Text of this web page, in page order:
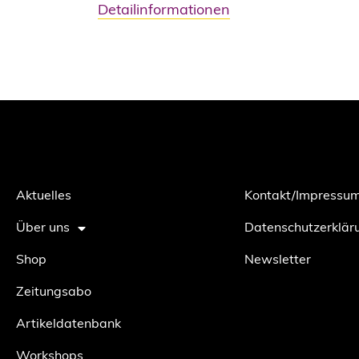
Detailinformationen
Aktuelles
Über uns
Shop
Zeitungsabo
Artikeldatenbank
Kontakt/
Newsletter